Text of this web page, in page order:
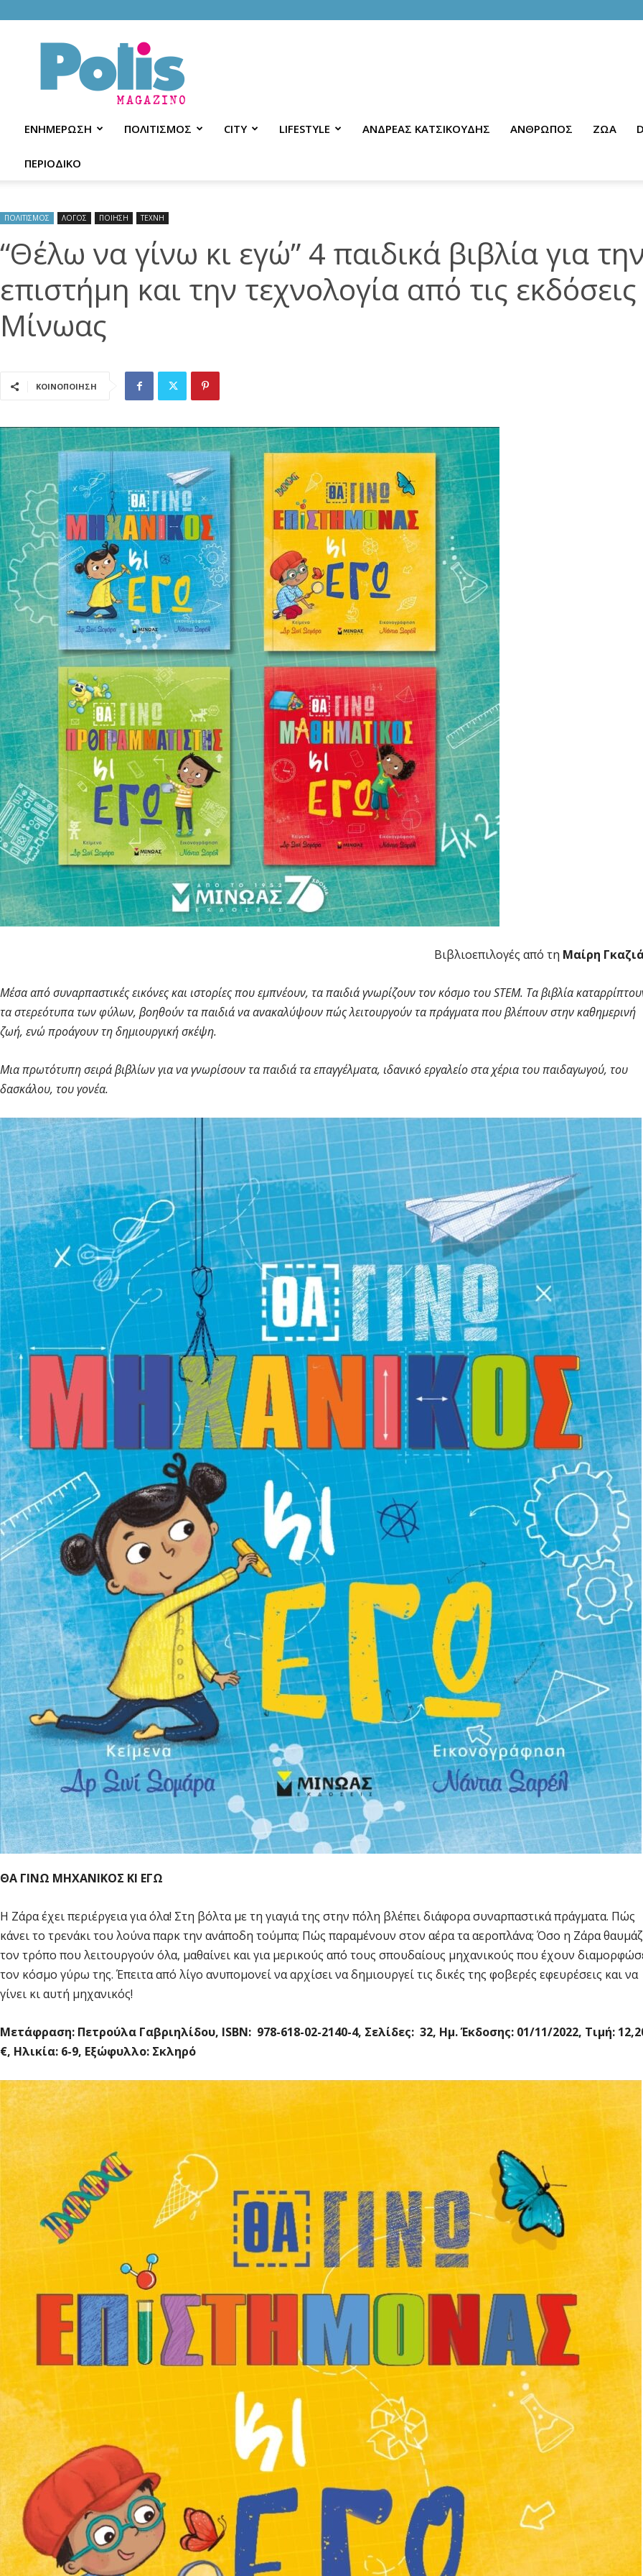
Polis
Magazino
ΕΝΗΜΕΡΩΣΗ ΠΟΛΙΤΙΣΜΟΣ CITY LIFESTYLE ΑΝΔΡΕΑΣ ΚΑΤΣΙΚΟΥΔΗΣ ΑΝΘΡΩΠΟΣ ΖΩΑ
ΠΕΡΙΟΔΙΚΟ
ΠΟΛΙΤΙΣΜΟΣ ΛΟΓΟΣ ΠΟΙΗΣΗ ΤΕΧΝΗ
“Θέλω να γίνω κι εγώ” 4 παιδικά βιβλία για
επιστήμη και την τεχνολογία από τις εκδόσεις
Μίνωας
ΚΟΙΝΟΠΟΙΗΣΗ
Βιβλιοεπιλογές από τη Μαίρη
Μέσα από συναρπαστικές εικόνες και ιστορίες που εμπνέουν, τα παιδιά γνωρίζουν τον κόσμο του STEM. Τα βιβλία
τα στερεότυπα των φύλων, βοηθούν τα παιδιά να ανακαλύψουν πώς λειτουργούν τα πράγματα που βλέπουν στην καθημερινή
ζωή, ενώ προάγουν τη δημιουργική σκέψη.
Μια πρωτότυπη σειρά βιβλίων για να γνωρίσουν τα παιδιά τα επαγγέλματα, ιδανικό εργαλείο στα χέρια του παιδαγωγού, του
δασκάλου, του γονέα.
ΘΑ ΓΙΝΩ ΜΗΧΑΝΙΚΟΣ ΚΙ ΕΓΩ
Η Ζάρα έχει περιέργεια για όλα! Στη βόλτα με τη γιαγιά της στην πόλη βλέπει διάφορα συναρπαστικά πράγματα. Πώς
κάνει το τρενάκι του λούνα παρκ την ανάποδη τούμπα; Πώς παραμένουν στον αέρα τα αεροπλάνα; Όσο η Ζάρα
τον τρόπο που λειτουργούν όλα, μαθαίνει και για μερικούς από τους σπουδαίους μηχανικούς που έχουν
τον κόσμο γύρω της. Έπειτα από λίγο ανυπομονεί να αρχίσει να δημιουργεί τις δικές της φοβερές εφευρέσεις και να
γίνει κι αυτή μηχανικός!
Μετάφραση: Πετρούλα Γαβριηλίδου, ISBN: 978-618-02-2140-4, Σελίδες: 32, Ημ. Έκδοσης: 01/11/2022, Τιμή:
€, Ηλικία: 6-9, Εξώφυλλο: Σκληρό